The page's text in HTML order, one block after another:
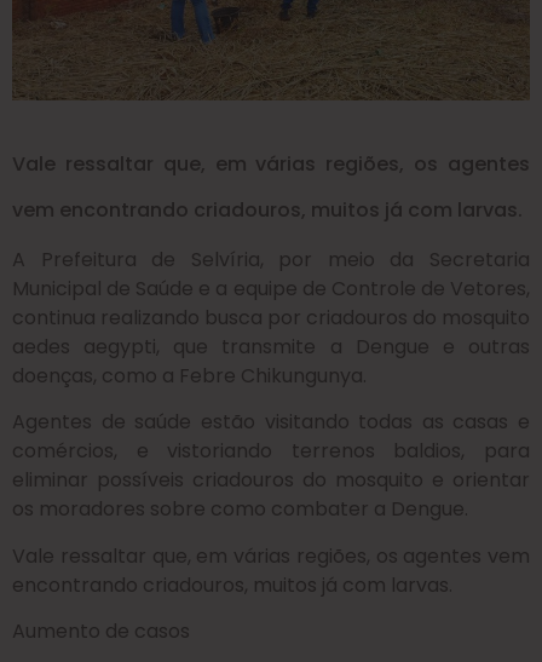
Vale ressaltar que, em várias regiões, os agentes
vem encontrando criadouros, muitos já com larvas.
A Prefeitura de Selvíria, por meio da Secretaria
Municipal de Saúde e a equipe de Controle de Vetores,
continua realizando busca por criadouros do mosquito
aedes aegypti, que transmite a Dengue e outras
doenças, como a Febre Chikungunya.
Agentes de saúde estão visitando todas as casas e
comércios, e vistoriando terrenos baldios, para
eliminar possíveis criadouros do mosquito e orientar
os moradores sobre como combater a Dengue.
Vale ressaltar que, em várias regiões, os agentes vem
encontrando criadouros, muitos já com larvas.
Aumento de casos